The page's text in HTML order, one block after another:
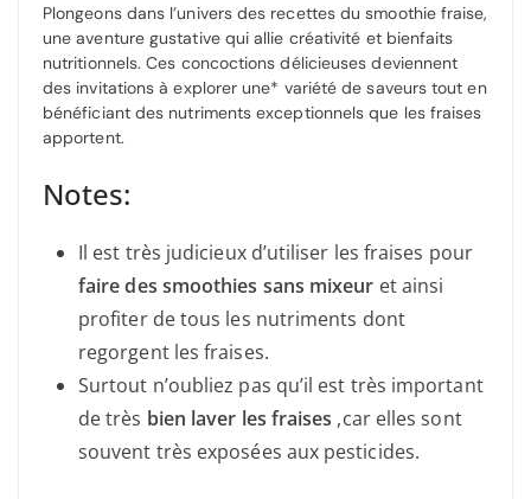
Plongeons dans l’univers des recettes du smoothie fraise,
une aventure gustative qui allie créativité et bienfaits
nutritionnels. Ces concoctions délicieuses deviennent
des invitations à explorer une* variété de saveurs tout en
bénéficiant des nutriments exceptionnels que les fraises
apportent.
Notes:
Il est très judicieux d’utiliser les fraises pour
faire des smoothies sans mixeur et ainsi
profiter de tous les nutriments dont
regorgent les fraises.
Surtout n’oubliez pas qu’il est très important
de très bien laver les fraises ,car elles sont
souvent très exposées aux pesticides.